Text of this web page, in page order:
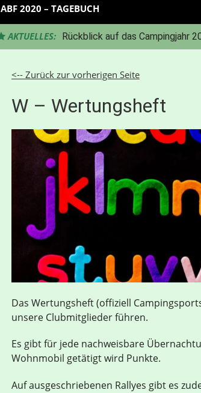
ABF 2020 – TAGEBUCH
AKTUELLES: Rückblick auf das Campingjahr
<-- Zurück zur vorherigen Seite
W – Wertungsheft
Das Wertungsheft (offiziell
unsere Clubmitglieder führen.
Es gibt für jede nachweisbare
Wohnmobil getätigt wird Punkte.
Auf ausgeschriebenen Rallyes gibt es